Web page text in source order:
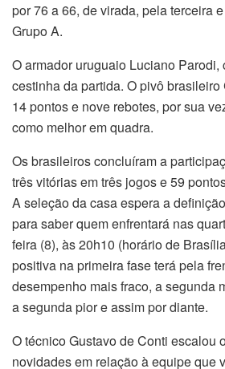
por 76 a 66, de virada, pela terceira
Grupo A.
O armador uruguaio Luciano Parodi,
cestinha da partida. O pivô
14 pontos e nove rebotes, por sua
como melhor em quadra.
Os brasileiros concluíram a
três vitórias em três jogos e 59
A seleção da casa espera a
para saber quem enfrentará nas
feira (8), às 20h10 (horário de
positiva na primeira fase terá pela
desempenho mais fraco, a segunda
a segunda pior e assim por diante.
O técnico Gustavo de Conti escalou
novidades em relação à equipe que